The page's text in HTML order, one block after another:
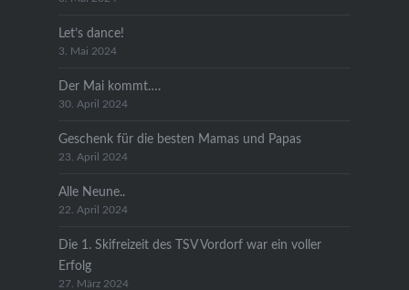
Let’s dance!
3. Mai 2024
Der Mai kommt….
30. April 2024
Geschenk für die besten Mamas und Papas
23. April 2024
Alle Neune..
22. April 2024
Die 1. Skifreizeit des TSV Vordorf war ein voller
Erfolg
27. März 2024